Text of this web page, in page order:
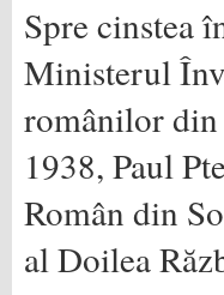
Spre cinstea
Ministerul
românilor
1938, Paul
Român din
al Doilea